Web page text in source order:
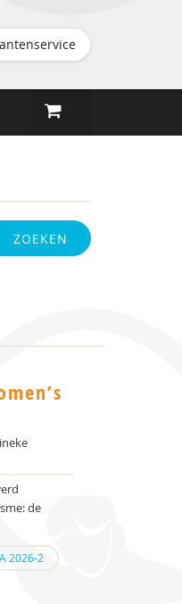
ZOEKEN
de
2026-2